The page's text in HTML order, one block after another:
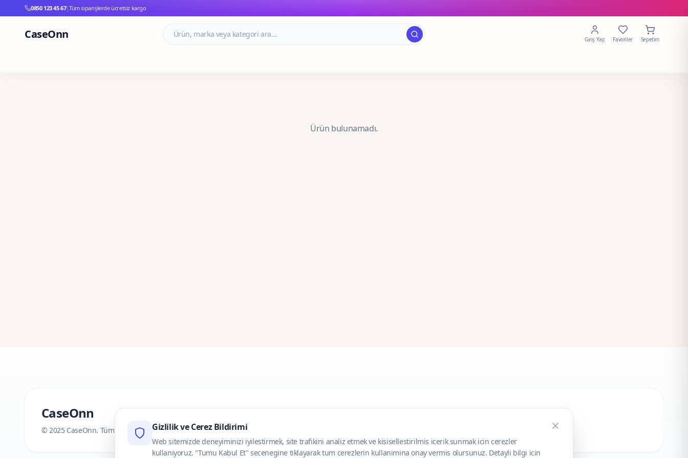
0850 123 45 67|Tüm siparişlerde ücretsiz kargo
CaseOnn Giriş Yap Favoriler Sepetim
Ürün bulunamadı.
CaseOnn
© 2025 CaseOnn. Tüm hakları saklıdır.Gizlilik ve Cerez Bildirimi
Web sitemizde deneyiminizi iyilestirmek, site trafikini analiz etmek ve kisisellestirilmis icerik sunmak icin cerezler
kullaniyoruz. "Tumu Kabul Et" secenegine tiklayarak tum cerezlerin kullanimina onay vermis olursunuz. Detayli bilgi icin